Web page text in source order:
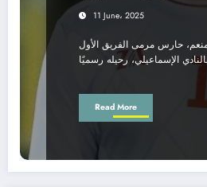
11 June، 2025
حارس مرمى الفريق الأول
Read More